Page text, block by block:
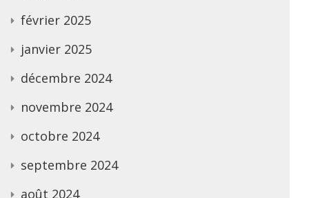
février 2025
janvier 2025
décembre 2024
novembre 2024
octobre 2024
septembre 2024
août 2024